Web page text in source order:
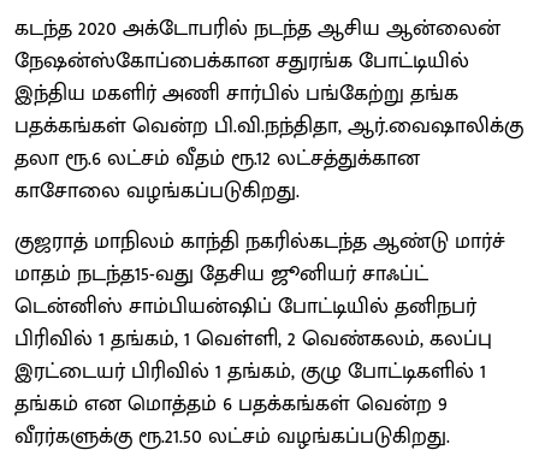
கடந்த 2020 அக்டோபரில் நடந்த ஆசிய ஆன்லைன்
நேஷன்ஸ்கோப்பைக்கான சதுரங்க போட்டியில்
இந்திய மகளிர் அணி சார்பில் பங்கேற்று தங்க
பதக்கங்கள் வென்ற பி.வி.நந்திதா, ஆர்.வைஷாலிக்கு
தலா ரூ.6 லட்சம் வீதம் ரூ.12 லட்சத்துக்கான
காசோலை வழங்கப்படுகிறது.
குஜராத் மாநிலம் காந்தி நகரில்கடந்த ஆண்டு மார்ச்
மாதம் நடந்த15-வது தேசிய ஜூனியர் சாஃப்ட்
டென்னிஸ் சாம்பியன்ஷிப் போட்டியில் தனிநபர்
பிரிவில் 1 தங்கம், 1 வெள்ளி, 2 வெண்கலம், கலப்பு
இரட்டையர் பிரிவில் 1 தங்கம், குழு போட்டிகளில் 1
தங்கம் என மொத்தம் 6 பதக்கங்கள் வென்ற 9
வீரர்களுக்கு ரூ.21.50 லட்சம் வழங்கப்படுகிறது.